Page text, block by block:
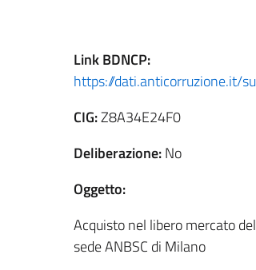
LinkBDNCP:
https://dati.anticorruzione.it/
CIG:Z8A34E24F0
Deliberazione:No
Oggetto:
Acquisto nel libero mercato
sede ANBSC di Milano